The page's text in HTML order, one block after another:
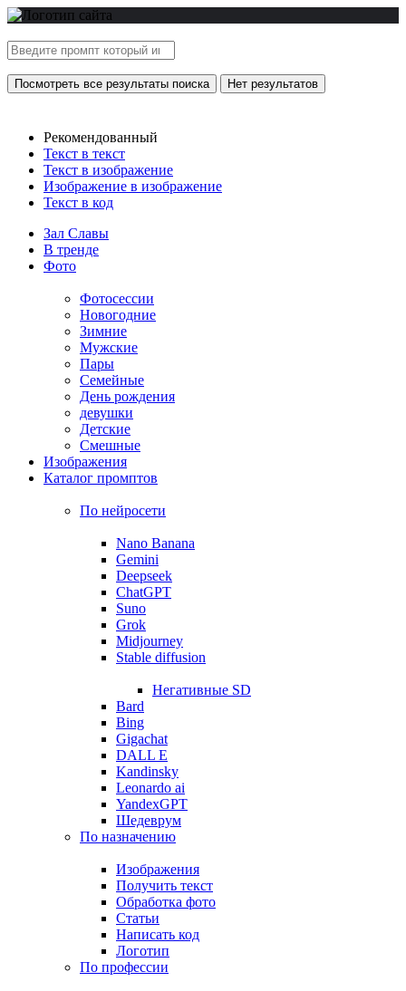
Посмотреть все результаты поиска Нет результатов
Рекомендованный
Текст в текст
Текст в изображение
Изображение в изображение
Текст в код
Зал Славы
В тренде
Фото
Фотосессии
Новогодние
Зимние
Мужские
Пары
Семейные
День рождения
девушки
Детские
Смешные
Изображения
Каталог промптов
По нейросети
Nano Banana
Gemini
Deepseek
ChatGPT
Suno
Grok
Midjourney
Stable diffusion
Негативные SD
Bard
Bing
Gigachat
DALL E
Kandinsky
Leonardo ai
YandexGPT
Шедеврум
По назначению
Изображения
Получить текст
Обработка фото
Статьи
Написать код
Логотип
По профессии